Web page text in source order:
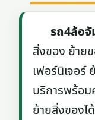
รถ4ล้อ
สิ่งของ ย้าย
เฟอร์นิเจอร์
บริการพร้อ
ย้ายสิ่งของ